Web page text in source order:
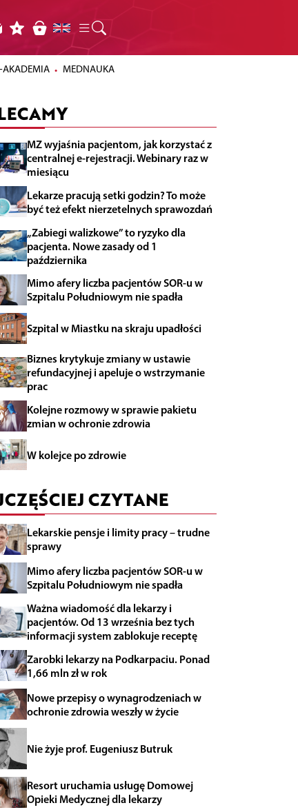
AKADEMIA MEDNAUKA
MZ wyjaśnia pacjentom, jak korzystać z
centralnej e-rejestracji. Webinary raz w
miesiącu
Lekarze pracują setki godzin? To może
być też efekt nierzetelnych sprawozdań
„Zabiegi walizkowe” to ryzyko dla
pacjenta. Nowe zasady od 1
października
Mimo afery liczba pacjentów SOR-u w
Szpitalu Południowym nie spadła
Szpital w Miastku na skraju upadłości
Biznes krytykuje zmiany w ustawie
refundacyjnej i apeluje o wstrzymanie
prac
Kolejne rozmowy w sprawie pakietu
zmian w ochronie zdrowia
W kolejce po zdrowie
CZYTANE
Lekarskie pensje i limity pracy – trudne
sprawy
Mimo afery liczba pacjentów SOR-u w
Szpitalu Południowym nie spadła
Ważna wiadomość dla lekarzy i
pacjentów. Od 13 września bez tych
informacji system zablokuje receptę
Zarobki lekarzy na Podkarpaciu. Ponad
1,66 mln zł w rok
Nowe przepisy o wynagrodzeniach w
ochronie zdrowia weszły w życie
Nie żyje prof. Eugeniusz Butruk
Resort uruchamia usługę Domowej
Opieki Medycznej dla lekarzy